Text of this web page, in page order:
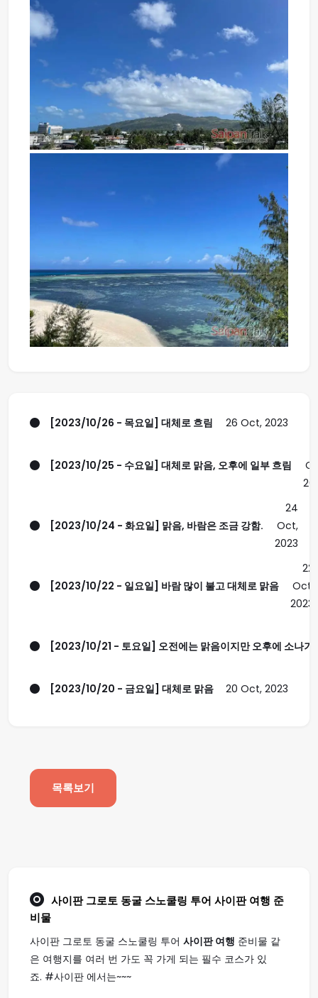
[2023/10/26 - 목요일] 대체로 흐림 26 Oct, 2023
[2023/10/25 - 수요일] 대체로 맑음, 오후에 일부 흐림
[2023/10/24 - 화요일] 맑음, 바람은 조금 강함.
24
Oct,
2023
[2023/10/22 - 일요일] 바람 많이 불고 대체로 맑음
22
Oct,
2023
[2023/10/21 - 토요일] 오전에는 맑음이지만 오후에 소나기
[2023/10/20 - 금요일] 대체로 맑음 20 Oct, 2023
목록보기
사이판 그로토 동굴 스노쿨링 투어 사이판 여행 준
비물
사이판 그로토 동굴 스노쿨링 투어 사이판 여행 준비물 같
은 여행지를 여러 번 가도 꼭 가게 되는 필수 코스가 있
죠. #사이판 에서는~~~